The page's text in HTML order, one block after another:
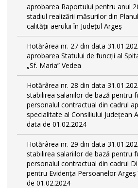
aprobarea Raportului pentru anul
stadiul realizării măsurilor din
calității aerului în Județul Argeș
Hotărârea nr. 27 din data
aprobarea Statului de funcţii al
„Sf. Maria” Vedea
Hotărârea nr. 28 din data
stabilirea salariilor de bază pentru
personalul contractual din cadrul
specialitate al Consiliului Județean
data de 01.02.2024
Hotărârea nr. 29 din data
stabilirea salariilor de bază pentru
personalul contractual din cadrul
pentru Evidența Persoanelor
de 01.02.2024